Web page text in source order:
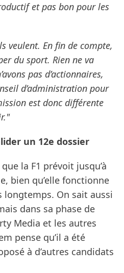
et pas bon pour les
veulent. En fin de compte,
du sport. Rien ne va
pas d’actionnaires,
d’administration pour
est donc différente
un 12e dossier
la F1 prévoit jusqu’à
bien qu’elle fonctionne
longtemps. On sait aussi
dans sa phase de
Media et les autres
pense qu’il a été
à d’autres candidats